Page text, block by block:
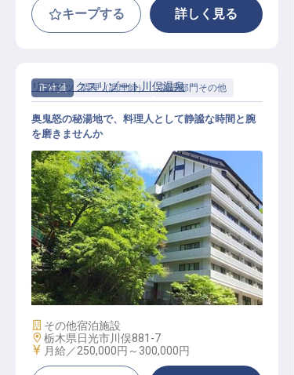
キープする 詳しく見る
正社員 調理（調理師） 調理部門その他
調理スタッフ｜月給27万円～30万円
／寮費2万円控除／日光・奥鬼怒の
秘湯／急募
リブマックスリゾート川俣温泉
奥鬼怒の秘湯地で、料理人として静謐な時間と腕
を磨きませんか
施設業態
その他宿泊施設
勤務地
栃木県日光市川俣881-7
給与
月給／250,000円～ 300,000円